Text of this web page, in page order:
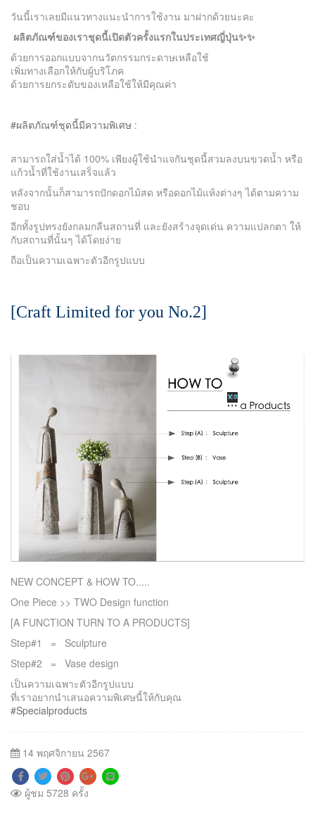
วันนี้เราเลยมีแนวทางแนะนำการใช้งาน มาฝากด้วยนะคะ
ผลิตภัณฑ์ของเราชุดนี้เปิดตัวครั้งแรกในประเทศญี่ปุ่น✨✨
ด้วยการออกแบบจากนวัตกรรมกระดาษเหลือใช้
เพิ่มทางเลือกให้กับผู้บริโภค
ด้วยการยกระดับของเหลือใช้ให้มีคุณค่า
#ผลิตภัณฑ์ชุดนี้มีความพิเศษ :
สามารถใส่น้ำได้ 100% เพียงผู้ใช้นำแจกันชุดนี้สวมลงบนขวดน้ำ หรือ
แก้วน้ำที่ใช้งานเสร็จแล้ว
หลังจากนั้นก็สามารถปักดอกไม้สด หรือดอกไม้แห้งต่างๆ ได้ตามความ
ชอบ
อีกทั้งรูปทรงยังกลมกลืนสถานที่ และยังสร้างจุดเด่น ความแปลกตา ให้
กับสถานที่นั้นๆ ได้โดยง่าย
ถือเป็นความเฉพาะตัวอีกรูปแบบ
[Craft Limited for you No.2]
NEW CONCEPT & HOW TO.....
One Piece >> TWO Design function
[A FUNCTION TURN TO A PRODUCTS]
Step#1 = Sculpture
Step#2 = Vase design
เป็นความเฉพาะตัวอีกรูปแบบ
ที่เราอยากนำเสนอความพิเศษนี้ให้กับคุณ
#Specialproducts
14 พฤศจิกายน 2567
ผู้ชม 5728 ครั้ง